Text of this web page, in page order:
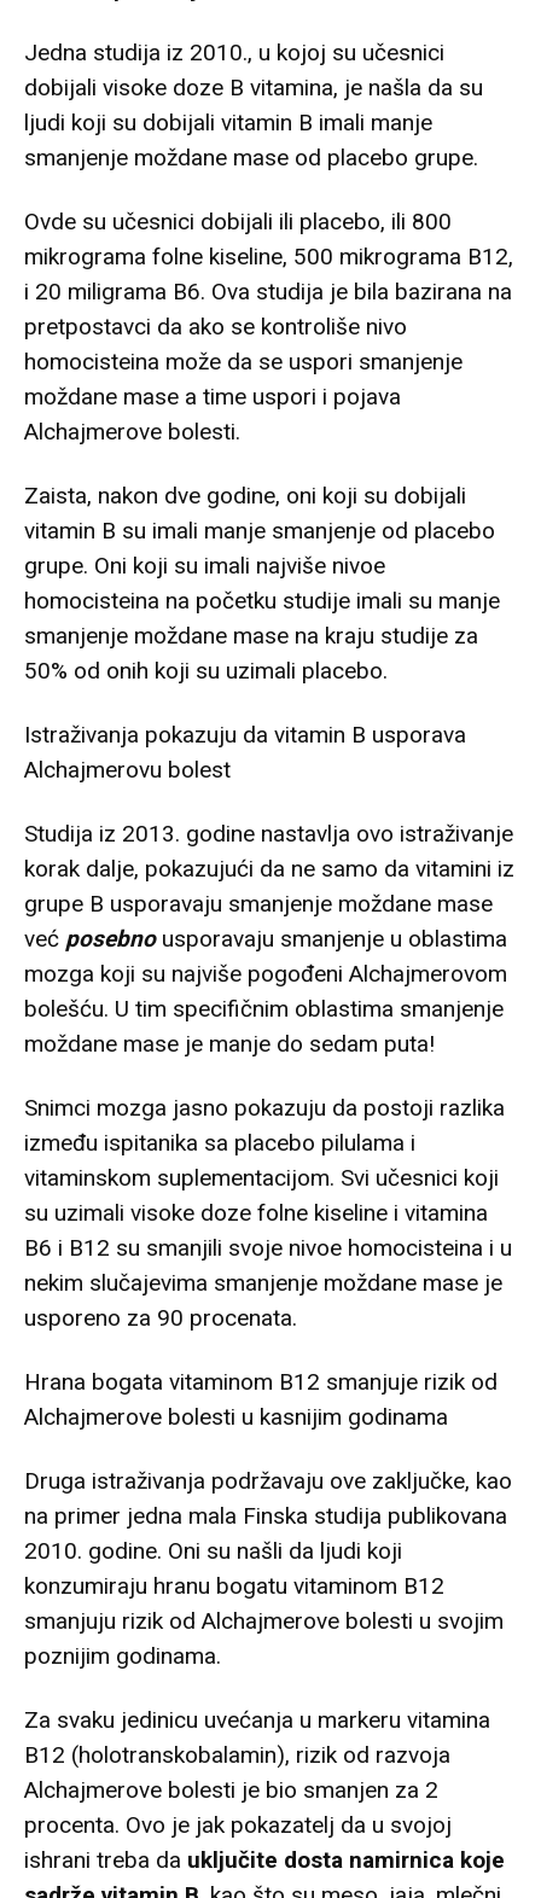
Jedna studija iz 2010., u kojoj su učesnici
dobijali visoke doze B vitamina, je našla da su
ljudi koji su dobijali vitamin B imali manje
smanjenje moždane mase od placebo grupe.
Ovde su učesnici dobijali ili placebo, ili 800
mikrograma folne kiseline, 500 mikrograma B12,
i 20 miligrama B6. Ova studija je bila bazirana na
pretpostavci da ako se kontroliše nivo
homocisteina može da se uspori smanjenje
moždane mase a time uspori i pojava
Alchajmerove bolesti.
Zaista, nakon dve godine, oni koji su dobijali
vitamin B su imali manje smanjenje od placebo
grupe. Oni koji su imali najviše nivoe
homocisteina na početku studije imali su manje
smanjenje moždane mase na kraju studije za
50% od onih koji su uzimali placebo.
Istraživanja pokazuju da vitamin B usporava
Alchajmerovu bolest
Studija iz 2013. godine nastavlja ovo istraživanje
korak dalje, pokazujući da ne samo da vitamini iz
grupe B usporavaju smanjenje moždane mase
već posebnousporavaju smanjenje u oblastima
mozga koji su najviše pogođeni Alchajmerovom
bolešću. U tim specifičnim oblastima smanjenje
moždane mase je manje do sedam puta!
Snimci mozga jasno pokazuju da postoji razlika
između ispitanika sa placebo pilulama i
vitaminskom suplementacijom. Svi učesnici koji
su uzimali visoke doze folne kiseline i vitamina
B6 i B12 su smanjili svoje nivoe homocisteina i u
nekim slučajevima smanjenje moždane mase je
usporeno za 90 procenata.
Hrana bogata vitaminom B12 smanjuje rizik od
Alchajmerove bolesti u kasnijim godinama
Druga istraživanja podržavaju ove zaključke, kao
na primer jedna mala Finska studija publikovana
2010. godine. Oni su našli da ljudi koji
konzumiraju hranu bogatu vitaminom B12
smanjuju rizik od Alchajmerove bolesti u svojim
poznijim godinama.
Za svaku jedinicu uvećanja u markeru vitamina
B12 (holotranskobalamin), rizik od razvoja
Alchajmerove bolesti je bio smanjen za 2
procenta. Ovo je jak pokazatelj da u svojoj
ishrani treba da uključite dosta namirnica koje